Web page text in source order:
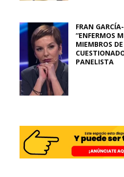
FRAN
“ENFERMOS
MIEMBROS
PANELISTA